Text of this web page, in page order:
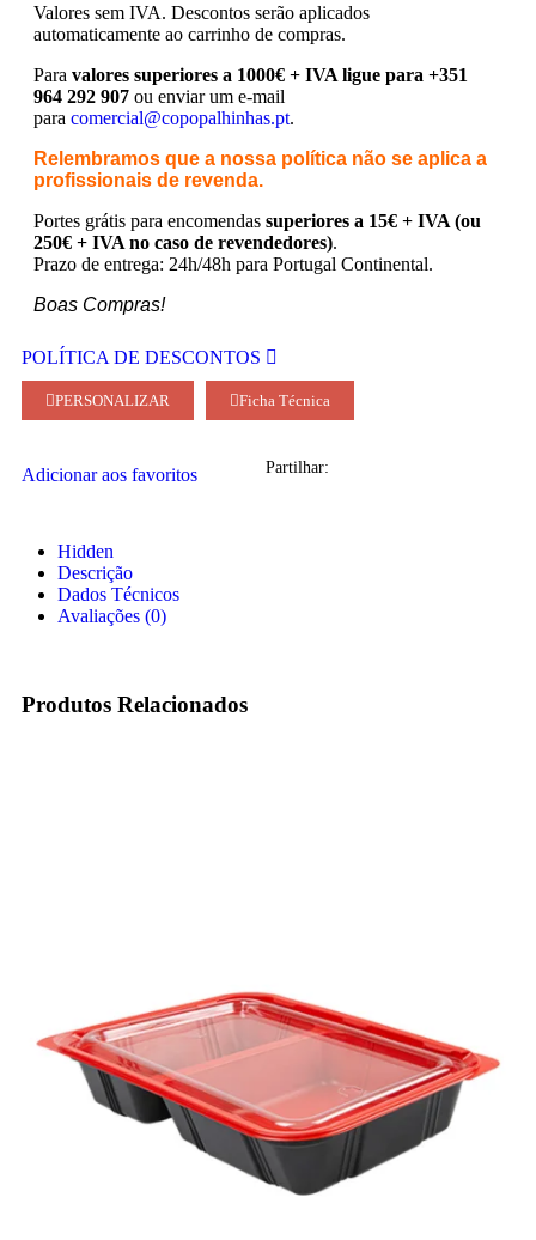
Valores sem IVA. Descontos serão aplicados
automaticamente ao carrinho de compras.
Para valores superiores a 1000€ + IVA ligue para +351
964 292 907 ou enviar um e-mail
para comercial@copopalhinhas.pt.
Relembramos que a nossa política não se aplica a
profissionais de revenda.
Portes grátis para encomendas superiores a 15€ + IVA (ou
250€ + IVA no caso de revendedores).
Prazo de entrega: 24h/48h para Portugal Continental.
Boas Compras!
POLÍTICA DE DESCONTOS
PERSONALIZAR Ficha Técnica
Adicionar aos favoritos Partilhar:
Hidden
Descrição
Dados Técnicos
Avaliações (0)
Produtos Relacionados